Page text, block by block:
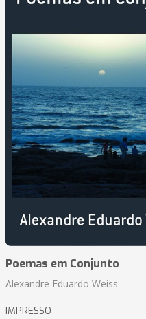
Poemas em Conjunto
Alexandre Eduardo Weiss
IMPRESSO